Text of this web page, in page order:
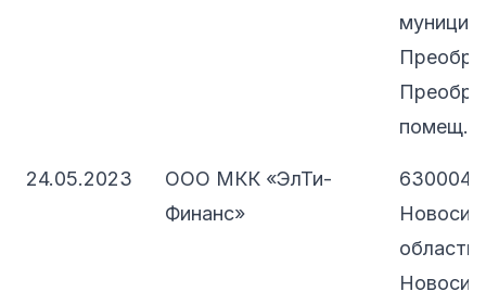
помещ.
24.05.2023
ООО МКК «ЭлТи-
Финанс»
630004,
область,